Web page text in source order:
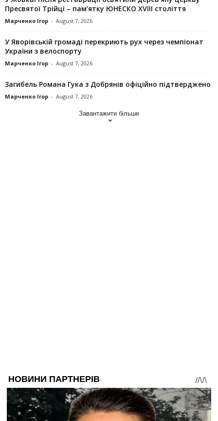
Пресвятої Трійці – пам’ятку ЮНЕСКО XVIII століття
Марченко Ігор - August 7, 2026
У Яворівській громаді перекриють рух через чемпіонат
України з велоспорту
Марченко Ігор - August 7, 2026
Загибель Романа Гука з Добрянів офіційно підтверджено
Марченко Ігор - August 7, 2026
Завантажити більше